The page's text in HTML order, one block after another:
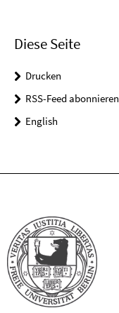
Diese Seite
Drucken
RSS-Feed abonnieren
English